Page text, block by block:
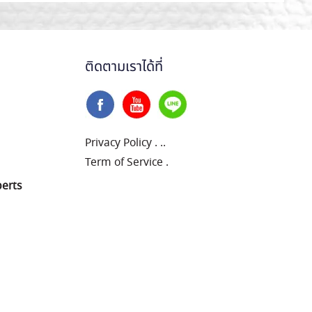
ติดตามเราได้ที่
Privacy Policy . ..
Term of Service .